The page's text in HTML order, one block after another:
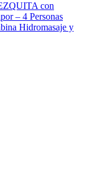
con
– 4 Personas
Hidromasaje y